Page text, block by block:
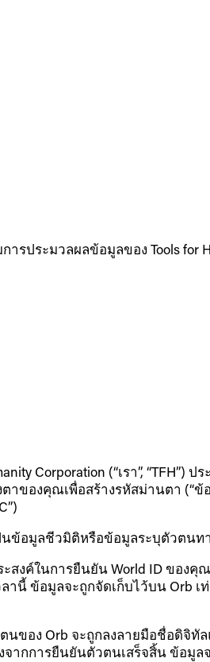
รประมวลผลข้อมูลของ Tools for
Corporation (“เรา”,
ของคุณเพื่อสร้างรหัสม่านตา
ข้อมูลชีวมิติหรือข้อมูลระบุตัวตนท
สงค์ในการยืนยัน World ID ของ
นี้ ข้อมูลจะถูกจัดเก็บไว้บน Orb
อง Orb จะถูกลงลายมือชื่อดิจิทั
กการยืนยันตัวตนเสร็จสิ้น ข้อมูล